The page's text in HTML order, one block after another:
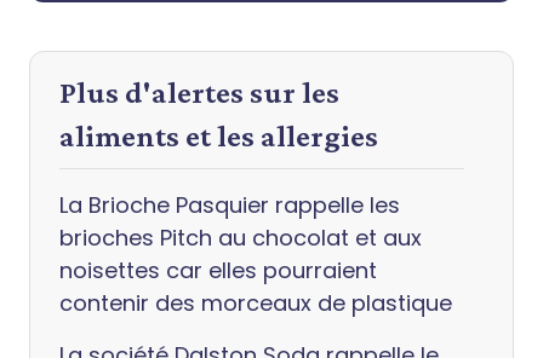
Plus d'alertes sur les
aliments et les allergies
La Brioche Pasquier rappelle les
brioches Pitch au chocolat et aux
noisettes car elles pourraient
contenir des morceaux de plastique